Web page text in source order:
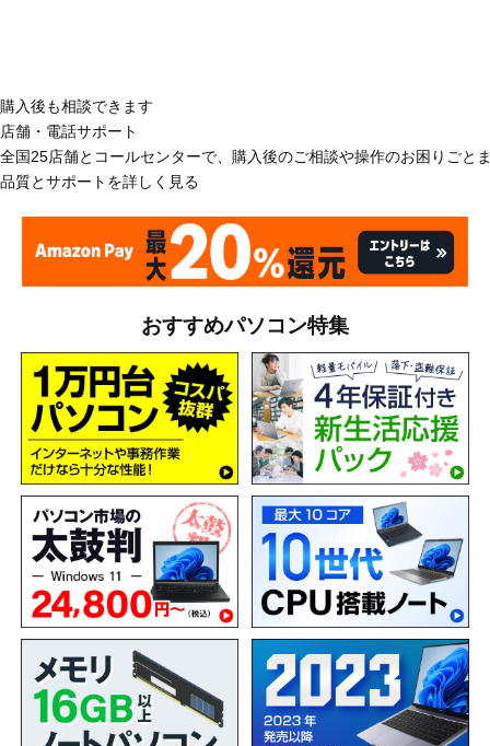
購入後も相談できます
店舗・電話サポート
全国25店舗とコールセンターで、購入後のご相談や操作のお困りごと
品質とサポートを詳しく見る
おすすめパソコン特集